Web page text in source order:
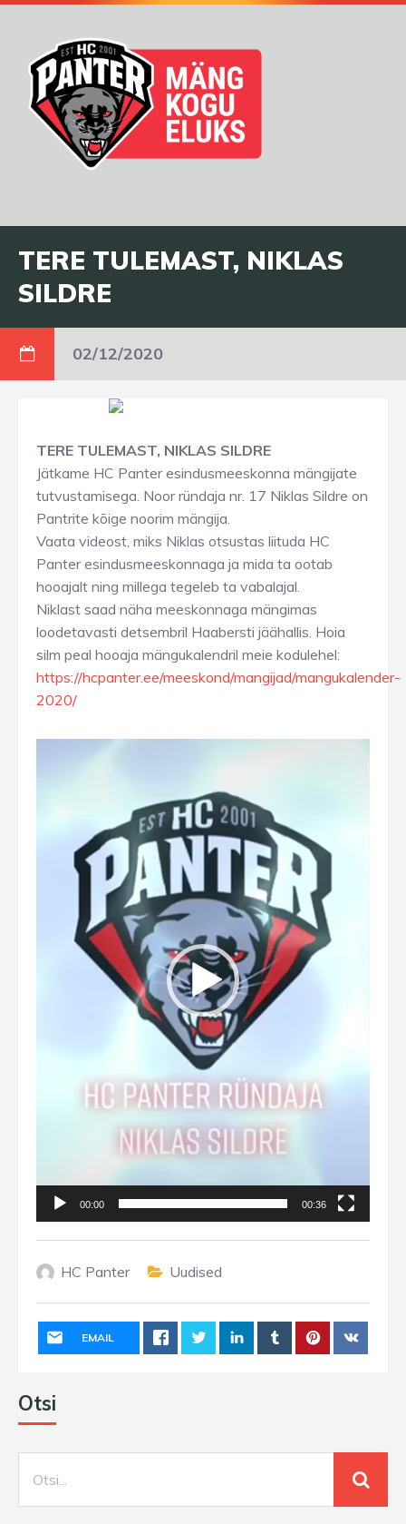
TERE TULEMAST, NIKLAS
SILDRE
02/12/2020
TERE TULEMAST, NIKLAS SILDRE
Jätkame HC Panter esindusmeeskonna mängijate
tutvustamisega. Noor ründaja nr. 17 Niklas Sildre on
Pantrite kõige noorim mängija.
Vaata videost, miks Niklas otsustas liituda HC
Panter esindusmeeskonnaga ja mida ta ootab
hooajalt ning millega tegeleb ta vabalajal.
Niklast saad näha meeskonnaga mängimas
loodetavasti detsembril Haabersti jäähallis. Hoia
silm peal hooaja mängukalendril meie kodulehel:
https://hcpanter.ee/meeskond/mangijad/mangukalender-
2020/
00:00 00:36
HC Panter Uudised
EMAIL
Otsi